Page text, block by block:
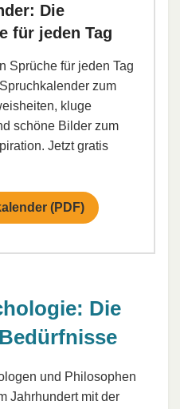
Die
für jeden Tag
Sprüche für jeden Tag
zum
kluge
schöne Bilder zum
Jetzt gratis
(PDF)
Die
und Philosophen
Jahrhundert mit der